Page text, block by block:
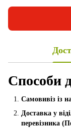
Способи
Самовивіз із
Доставка у
перевізника